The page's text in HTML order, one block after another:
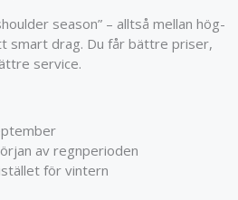
season” – alltså mellan hög-
smart drag. Du får bättre priser,
service.
av regnperioden
för vintern